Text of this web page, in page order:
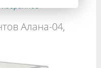
Алана-04,